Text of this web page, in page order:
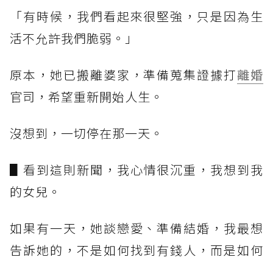
「有時候，我們看起來很堅強，只是因為生
活不允許我們脆弱。」
原本，她已搬離婆家，準備蒐集證據打離婚
官司，希望重新開始人生。
沒想到，一切停在那一天。
▋看到這則新聞，我心情很沉重，我想到我
的女兒。
如果有一天，她談戀愛、準備結婚，我最想
告訴她的，不是如何找到有錢人，而是如何